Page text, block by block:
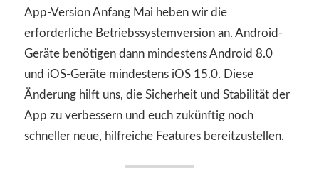
App-Version Anfang Mai heben wir die
erforderliche Betriebssystemversion an. Android-
Geräte benötigen dann mindestens Android 8.0
und iOS-Geräte mindestens iOS 15.0. Diese
Änderung hilft uns, die Sicherheit und Stabilität der
App zu verbessern und euch zukünftig noch
schneller neue, hilfreiche Features bereitzustellen.